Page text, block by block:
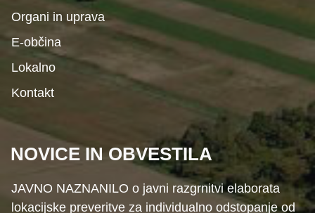
Organi in uprava
E-občina
Lokalno
Kontakt
NOVICE IN OBVESTILA
JAVNO NAZNANILO o javni razgrnitvi elaborata
lokacijske preveritve za individualno odstopanje od